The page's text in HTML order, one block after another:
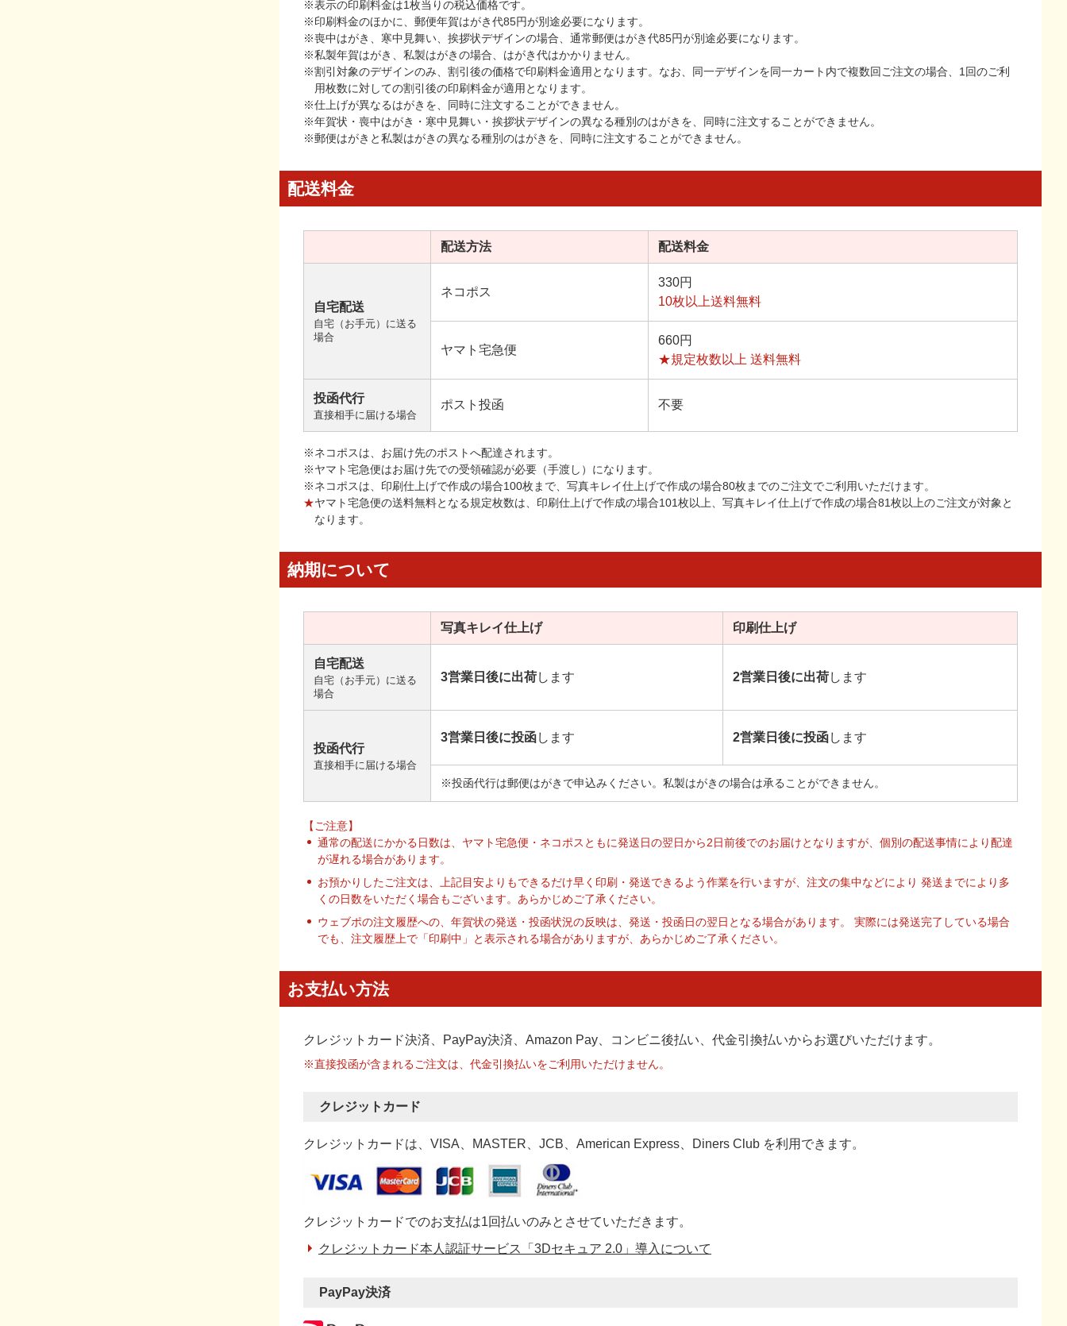
※表示の印刷料金は1枚当りの税込価格です。
※印刷料金のほかに、郵便年賀はがき代85円が別途必要になります。
※喪中はがき、寒中見舞い、挨拶状デザインの場合、通常郵便はがき代85円が別途必要になります。
※私製年賀はがき、私製はがきの場合、はがき代はかかりません。
※割引対象のデザインのみ、割引後の価格で印刷料金適用となります。なお、同一デザインを同一カート内で複数回ご注文の場合、1回のご利
用枚数に対しての割引後の印刷料金が適用となります。
※仕上げが異なるはがきを、同時に注文することができません。
※年賀状・喪中はがき・寒中見舞い・挨拶状デザインの異なる種別のはがきを、同時に注文することができません。
※郵便はがきと私製はがきの異なる種別のはがきを、同時に注文することができません。
配送料金
配送方法 配送料金
自宅配送
自宅（お手元）に送る
場合
ネコポス
330円
10枚以上送料無料
ヤマト宅急便
660円
★規定枚数以上 送料無料
投函代行
直接相手に届ける場合
ポスト投函 不要
※ネコポスは、お届け先のポストへ配達されます。
※ヤマト宅急便はお届け先での受領確認が必要（手渡し）になります。
※ネコポスは、印刷仕上げで作成の場合100枚まで、写真キレイ仕上げで作成の場合80枚までのご注文でご利用いただけます。
★ヤマト宅急便の送料無料となる規定枚数は、印刷仕上げで作成の場合101枚以上、写真キレイ仕上げで作成の場合81枚以上のご注文が対象と
なります。
納期について
写真キレイ仕上げ 印刷仕上げ
自宅配送
自宅（お手元）に送る
場合
3営業日後に出荷します 2営業日後に出荷します
投函代行
直接相手に届ける場合
3営業日後に投函します 2営業日後に投函します
※投函代行は郵便はがきで申込みください。私製はがきの場合は承ることができません。
【ご注意】
通常の配送にかかる日数は、ヤマト宅急便・ネコポスともに発送日の翌日から2日前後でのお届けとなりますが、個別の配送事情により配達
が遅れる場合があります。
お預かりしたご注文は、上記目安よりもできるだけ早く印刷・発送できるよう作業を行いますが、注文の集中などにより 発送までにより多
くの日数をいただく場合もございます。あらかじめご了承ください。
ウェブポの注文履歴への、年賀状の発送・投函状況の反映は、発送・投函日の翌日となる場合があります。 実際には発送完了している場合
でも、注文履歴上で「印刷中」と表示される場合がありますが、あらかじめご了承ください。
お支払い方法
クレジットカード決済、PayPay決済 、Amazon Pay、コンビニ後払い、代金引換払いからお選びいただけます。
※直接投函が含まれるご注文は、代金引換払いをご利用いただけません。
クレジットカード
クレジットカードは、VISA、MASTER、JCB、American Express、Diners Club を利用できます。
クレジットカードでのお支払は1回払いのみとさせていただきます。
クレジットカード本人認証サービス「3Dセキュア 2.0」導入について
PayPay決済